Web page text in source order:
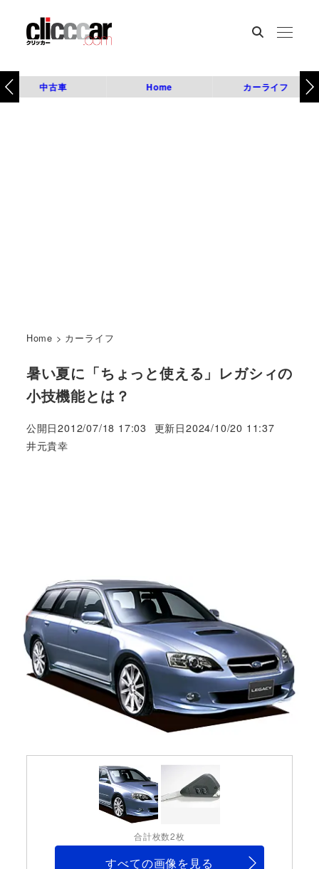
中古車 Home カーライフ
Home > カーライフ
暑い夏に「ちょっと使える」レガシィの
小技機能とは？
公開日2012/07/18 17:03 更新日2024/10/20 11:37
著
井元貴幸
合計枚数2枚
すべての画像を見る